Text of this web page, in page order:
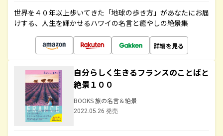
世界を４０年以上歩いてきた「地球の歩き方」があなたにお届
けする、人生を輝かせるハワイの名言と癒やしの絶景集
詳細を見る
自分らしく生きるフランスのことばと
絶景１００
BOOKS 旅の名言＆絶景
2022.05.26 発売